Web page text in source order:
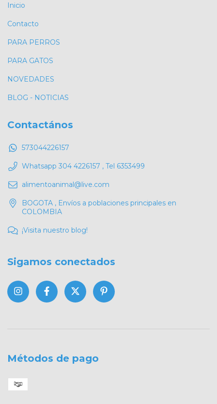
Inicio
Contacto
PARA PERROS
PARA GATOS
NOVEDADES
BLOG - NOTICIAS
Contactános
573044226157
Whatsapp 304 4226157 , Tel 6353499
alimentoanimal@live.com
BOGOTA , Envíos a poblaciones principales en
COLOMBIA
¡Visita nuestro blog!
Sigamos conectados
Métodos de pago